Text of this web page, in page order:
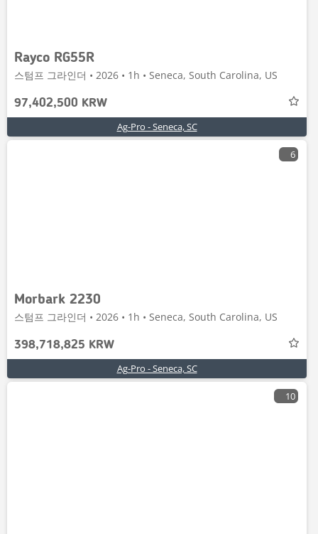
Rayco RG55R
스텀프 그라인더 • 2026 • 1h • Seneca, South Carolina, US
97,402,500 KRW
Ag-Pro - Seneca, SC
6
Morbark 2230
스텀프 그라인더 • 2026 • 1h • Seneca, South Carolina, US
398,718,825 KRW
Ag-Pro - Seneca, SC
10